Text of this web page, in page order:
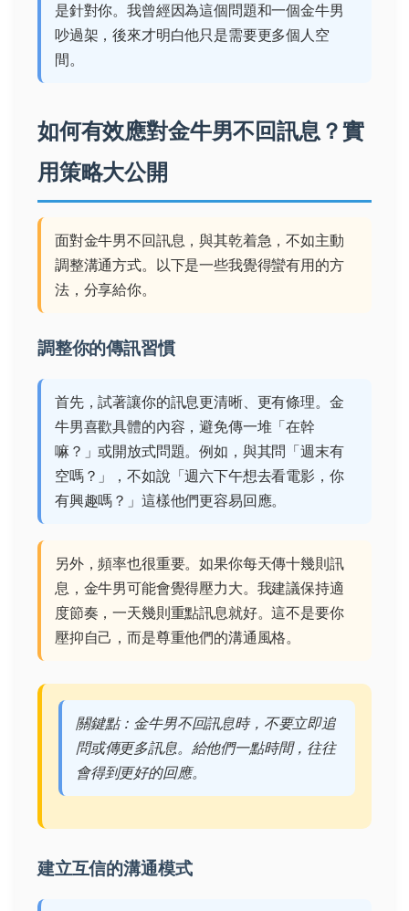
是針對你。我曾經因為這個問題和一個金牛男
吵過架，後來才明白他只是需要更多個人空
間。
如何有效應對金牛男不回訊息？實
用策略大公開
面對金牛男不回訊息，與其乾着急，不如主動
調整溝通方式。以下是一些我覺得蠻有用的方
法，分享給你。
調整你的傳訊習慣
首先，試著讓你的訊息更清晰、更有條理。金
牛男喜歡具體的內容，避免傳一堆「在幹
嘛？」或開放式問題。例如，與其問「週末有
空嗎？」，不如說「週六下午想去看電影，你
有興趣嗎？」這樣他們更容易回應。
另外，頻率也很重要。如果你每天傳十幾則訊
息，金牛男可能會覺得壓力大。我建議保持適
度節奏，一天幾則重點訊息就好。這不是要你
壓抑自己，而是尊重他們的溝通風格。
關鍵點：金牛男不回訊息時，不要立即追
問或傳更多訊息。給他們一點時間，往往
會得到更好的回應。
建立互信的溝通模式